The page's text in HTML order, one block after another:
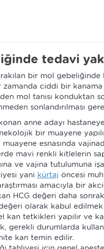
tedavi
bir mol gebeliğinde
zamanda ciddi bir kanama
mol tanısı konduktan
sonlandırılması
anne adayı
bir muayene
esnasında
mavi renkli kitlelerin
ve vajina tutulumuna
yani kürtaj öncesi
amacıyla bir
HCG değeri daha
olarak kabul
kan tetkikleri yapılır ve
gerekli durumlarda
kan temin edilir.